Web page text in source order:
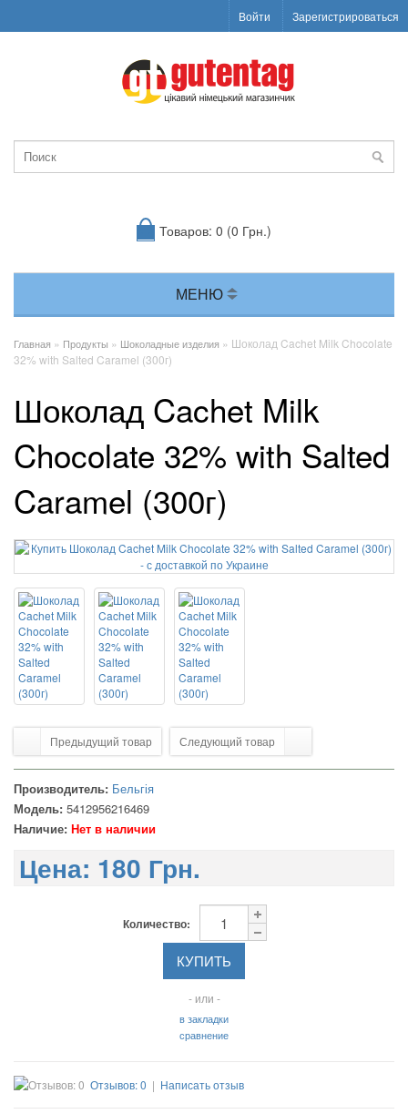
Войти Зарегистрироваться
Товаров: 0 (0 Грн.)
МЕНЮ
Главная » Продукты » Шоколадные изделия » Шоколад Cachet Milk Chocolate
32% with Salted Caramel (300г)
Шоколад Cachet Milk
Chocolate 32% with Salted
Caramel (300г)
Предыдущий товар Следующий товар
Производитель: Бельгія
Модель: 5412956216469
Наличие: Нет в наличии
Цена: 180 Грн.
Количество:
- или -
в закладки
сравнение
Отзывов: 0 | Написать отзыв